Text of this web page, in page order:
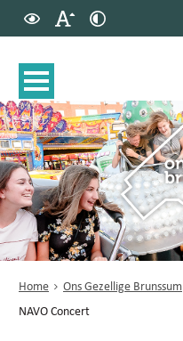
Home Ons Gezellige Brunssum
NAVO Concert